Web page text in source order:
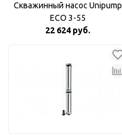
Скважинный насос Unipump
ECO 3-55
22 624 руб.